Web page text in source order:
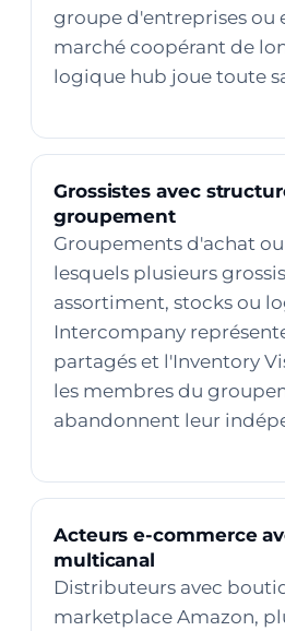
groupe d'entreprises ou
marché coopérant de
logique hub joue toute
Grossistes avec
groupement
Groupements d'achat
lesquels plusieurs
assortiment, stocks ou
Intercompany
partagés et l'Inventory
les membres du
abandonnent leur
Acteurs e-commerce
multicanal
Distributeurs avec
marketplace Amazon,